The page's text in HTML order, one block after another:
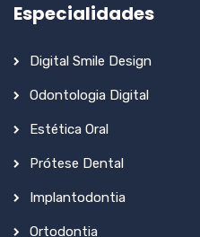
Especialidades
Digital Smile Design
Odontologia Digital
Estética Oral
Prótese Dental
Implantodontia
Ortodontia